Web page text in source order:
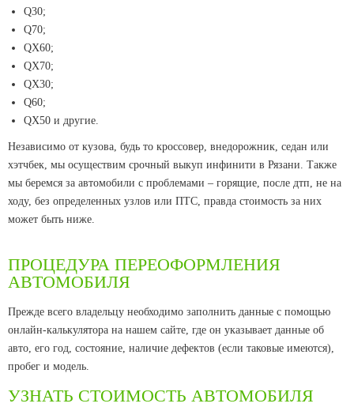
Q30;
Q70;
QX60;
QX70;
QX30;
Q60;
QX50 и другие.
Независимо от кузова, будь то кроссовер, внедорожник, седан или
хэтчбек, мы осуществим срочный выкуп инфинити в Рязани. Также
мы беремся за автомобили с проблемами – горящие, после дтп, не на
ходу, без определенных узлов или ПТС, правда стоимость за них
может быть ниже.
ПРОЦЕДУРА ПЕРЕОФОРМЛЕНИЯ
АВТОМОБИЛЯ
Прежде всего владельцу необходимо заполнить данные c помощью
онлайн-калькулятора на нашем сайте, где он указывает данные об
авто, его год, состояние, наличие дефектов (если таковые имеются),
пробег и модель.
УЗНАТЬ СТОИМОСТЬ АВТОМОБИЛЯ